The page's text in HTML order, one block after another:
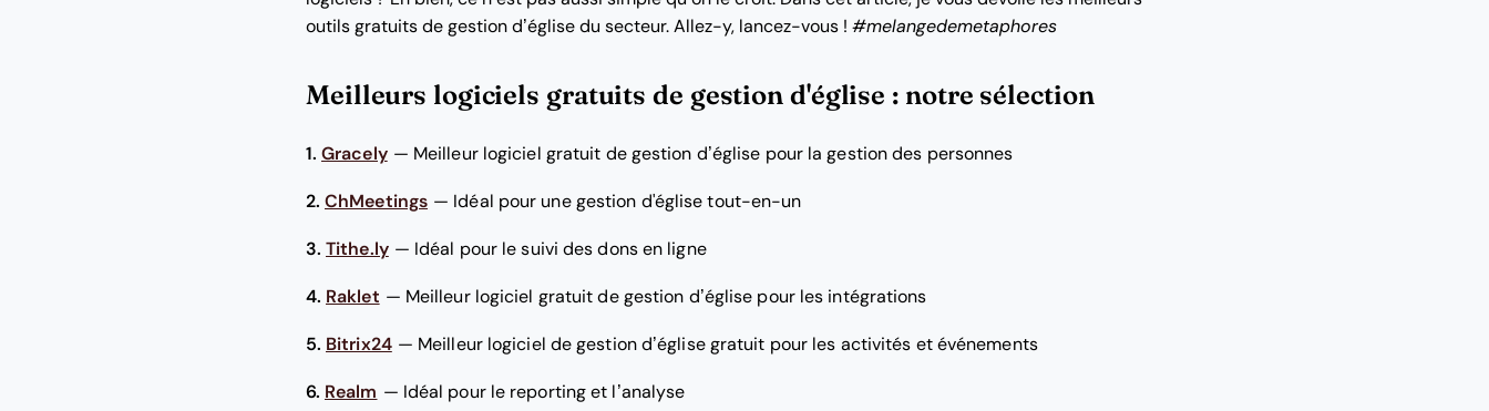
outils gratuits de gestion d’église du secteur. Allez-y, lancez-vous ! #melangedemetaphores
Meilleurs logiciels gratuits de gestion d'église : notre sélection
1. Gracely — Meilleur logiciel gratuit de gestion d’église pour la gestion des personnes
2. ChMeetings — Idéal pour une gestion d'église tout-en-un
3. Tithe.ly — Idéal pour le suivi des dons en ligne
4. Raklet — Meilleur logiciel gratuit de gestion d’église pour les intégrations
5. Bitrix24 — Meilleur logiciel de gestion d’église gratuit pour les activités et événements
6. Realm — Idéal pour le reporting et l’analyse